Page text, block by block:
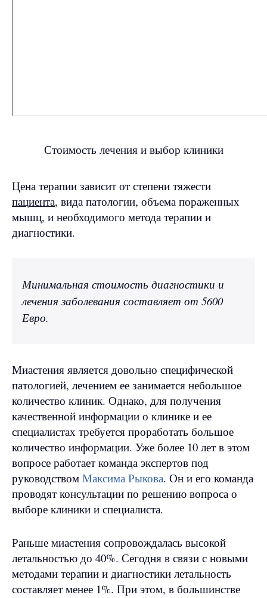
Стоимость лечения и выбор клиники
Цена терапии зависит от степени тяжести
пациента, вида патологии, объема пораженных
мышц, и необходимого метода терапии и
диагностики.
Минимальная стоимость диагностики и
лечения заболевания составляет от 5600
Евро.
Миастения является довольно специфической
патологией, лечением ее занимается небольшое
количество клиник. Однако, для получения
качественной информации о клинике и ее
специалистах требуется проработать большое
количество информации. Уже более 10 лет в этом
вопросе работает команда экспертов под
руководством Максима Рыкова. Он и его команда
проводят консультации по решению вопроса о
выборе клиники и специалиста.
Раньше миастения сопровождалась высокой
летальностью до 40%. Сегодня в связи с новыми
методами терапии и диагностики летальность
составляет менее 1%. При этом, в большинстве